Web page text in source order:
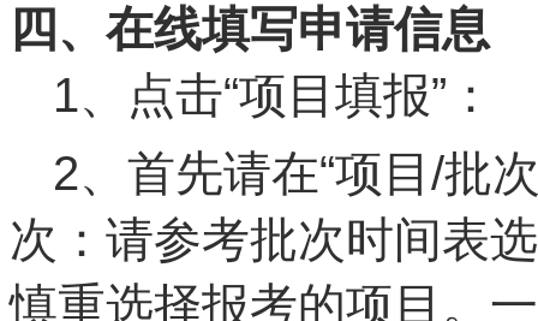
四 、 在线填写申请信息
1、点击“项目填报”：
2、首先请在“项目/批
次：请参考批次时间表
慎重选择报考的项目。